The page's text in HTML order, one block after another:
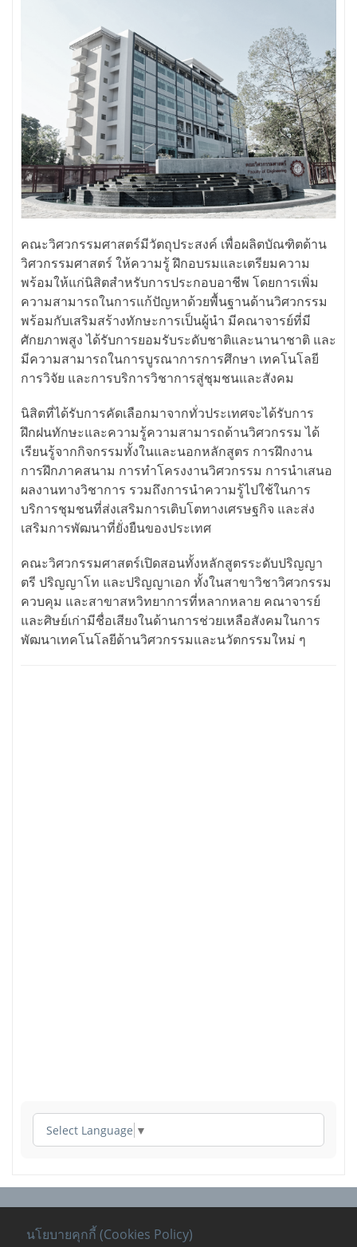
คณะวิศวกรรมศาสตร์มีวัตถุประสงค์ เพื่อผลิตบัณฑิตด้าน
วิศวกรรมศาสตร์ ให้ความรู้ ฝึกอบรมและเตรียมความ
พร้อมให้แก่นิสิตสำหรับการประกอบอาชีพ โดยการเพิ่ม
ความสามารถในการแก้ปัญหาด้วยพื้นฐานด้านวิศวกรรม
พร้อมกับเสริมสร้างทักษะการเป็นผู้นำ มีคณาจารย์ที่มี
ศักยภาพสูง ได้รับการยอมรับระดับชาติและนานาชาติ และ
มีความสามารถในการบูรณาการการศึกษา เทคโนโลยี
การวิจัย และการบริการวิชาการสู่ชุมชนและสังคม
นิสิตที่ได้รับการคัดเลือกมาจากทั่วประเทศจะได้รับการ
ฝึกฝนทักษะและความรู้ความสามารถด้านวิศวกรรม ได้
เรียนรู้จากกิจกรรมทั้งในและนอกหลักสูตร การฝึกงาน
การฝึกภาคสนาม การทำโครงงานวิศวกรรม การนำเสนอ
ผลงานทางวิชาการ รวมถึงการนำความรู้ไปใช้ในการ
บริการชุมชนที่ส่งเสริมการเติบโตทางเศรษฐกิจ และส่ง
เสริมการพัฒนาที่ยั่งยืนของประเทศ
คณะวิศวกรรมศาสตร์เปิดสอนทั้งหลักสูตรระดับปริญญา
ตรี ปริญญาโท และปริญญาเอก ทั้งในสาขาวิชาวิศวกรรม
ควบคุม และสาขาสหวิทยาการที่หลากหลาย คณาจารย์
และศิษย์เก่ามีชื่อเสียงในด้านการช่วยเหลือสังคมในการ
พัฒนาเทคโนโลยีด้านวิศวกรรมและนวัตกรรมใหม่ ๆ
Select Language ▼
นโยบายคุกกี้ (Cookies Policy)